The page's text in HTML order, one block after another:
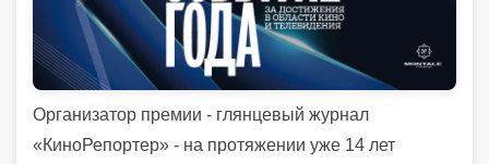
Организатор премии - глянцевый журнал
«КиноРепортер» - на протяжении уже 14 лет